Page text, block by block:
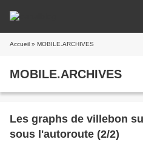
Accueil » MOBILE.ARCHIVES
MOBILE.ARCHIVES
Les graphs de villebon
sous l'autoroute (2/2)